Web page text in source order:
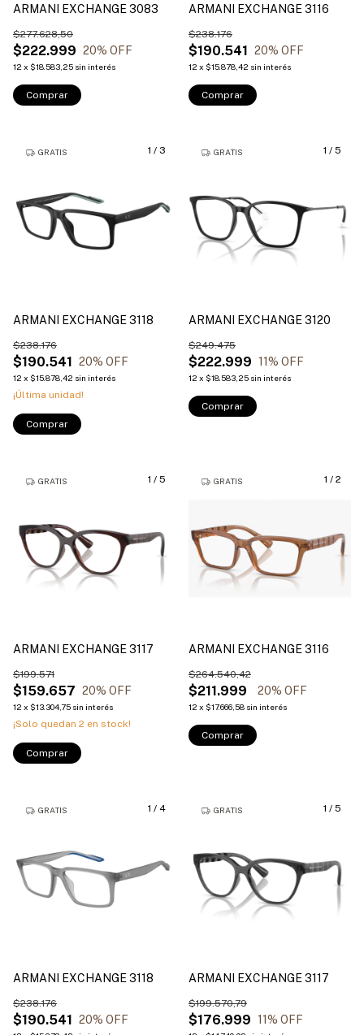
ARMANI EXCHANGE 3083
$222.999
$277.628,50
20% OFF
12 x $18.583,25 sin interés
Comprar
ARMANI EXCHANGE 3116
$190.541
$238.176
20% OFF
12 x $15.878,42 sin interés
Comprar
1 / 3
GRATIS
ARMANI EXCHANGE 3118
$190.541
$238.176
20% OFF
12 x $15.878,42 sin interés
¡Última unidad!
Comprar
1 / 5
GRATIS
ARMANI EXCHANGE 3120
$222.999
$249.475
11% OFF
12 x $18.583,25 sin interés
Comprar
1 / 5
GRATIS
ARMANI EXCHANGE 3117
$159.657
$199.571
20% OFF
12 x $13.304,75 sin interés
¡Solo quedan 2 en stock!
Comprar
1 / 2
GRATIS
ARMANI EXCHANGE 3116
$211.999
$264.540,42
20% OFF
12 x $17.666,58 sin interés
Comprar
1 / 4
GRATIS
ARMANI EXCHANGE 3118
$190.541
$238.176
20% OFF
1 / 5
GRATIS
ARMANI EXCHANGE 3117
$176.999
$199.570,79
11% OFF